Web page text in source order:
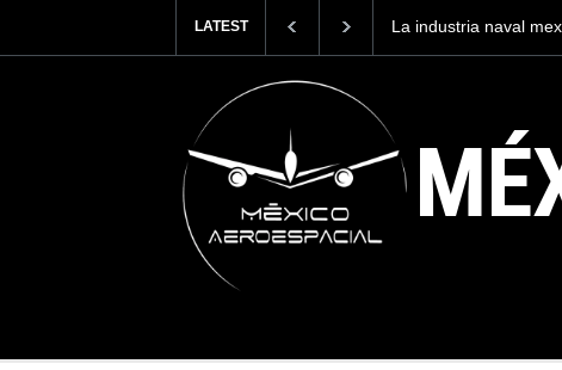
LATEST
mexicana construirá 32 BUQUES para la
Entrenar a un